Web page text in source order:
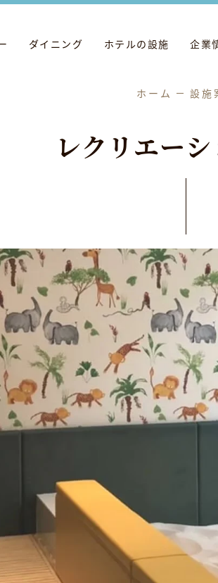
ダイニング ホテルの設施 企業
ホーム 設施
レク リ エーシ